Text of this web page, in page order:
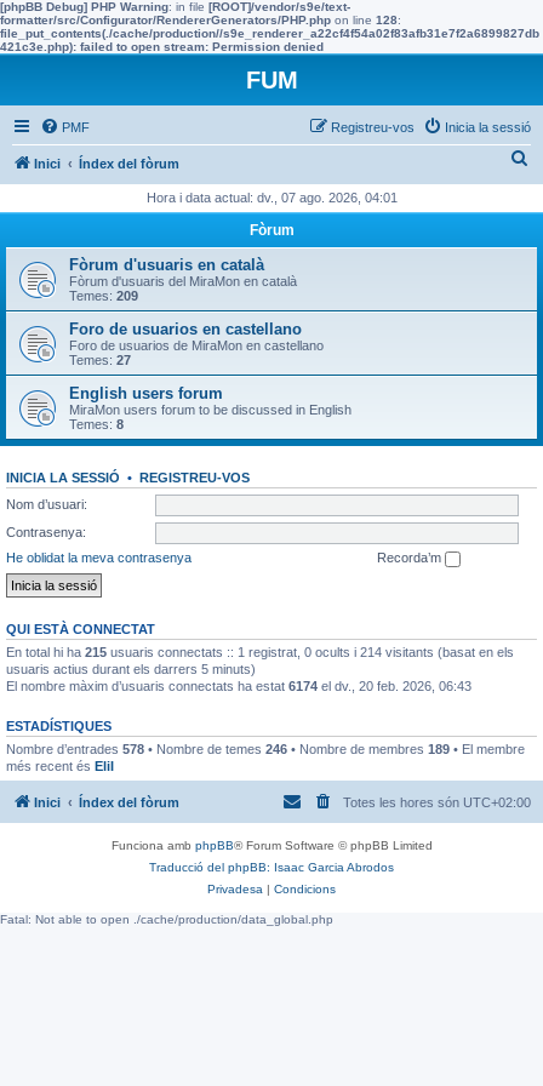
[phpBB Debug] PHP Warning: in file [ROOT]/vendor/s9e/text-
formatter/src/Configurator/RendererGenerators/PHP.php on line 128:
file_put_contents(./cache/production//s9e_renderer_a22cf4f54a02f83afb31e7f2a6899827db
421c3e.php): failed to open stream: Permission denied
FUM
PMF Inicia la sessió
Registreu-vos
Inici Índex del fòrum
c
Hora i data actual: dv., 07 ago. 2026, 04:01
Fòrum
Fòrum d'usuaris en català
Fòrum d'usuaris del MiraMon en català
Temes: 209
Foro de usuarios en castellano
Foro de usuarios de MiraMon en castellano
Temes: 27
English users forum
MiraMon users forum to be discussed in English
Temes: 8
INICIA LA SESSIÓ • REGISTREU-VOS
Nom d’usuari:
Contrasenya:
He oblidat la meva contrasenya
Recorda’m
QUI ESTÀ CONNECTAT
En total hi ha 215 usuaris connectats :: 1 registrat, 0 ocults i 214 visitants (basat en els
usuaris actius durant els darrers 5 minuts)
El nombre màxim d’usuaris connectats ha estat 6174 el dv., 20 feb. 2026, 06:43
ESTADÍSTIQUES
Nombre d’entrades 578 • Nombre de temes 246 • Nombre de membres 189 • El membre
més recent és EliI
Inici Índex del fòrum Totes les hores són UTC+02:00
Funciona amb phpBB® Forum Software © phpBB Limited
Traducció del phpBB: Isaac Garcia Abrodos
Privadesa | Condicions
Fatal: Not able to open ./cache/production/data_global.php